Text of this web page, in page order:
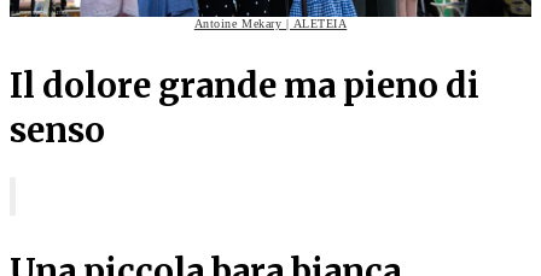
Antoine Mekary | ALETEIA
Il dolore grande ma pieno di
senso